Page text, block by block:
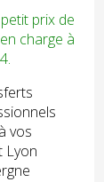
prix de
charge à
vos
Lyon